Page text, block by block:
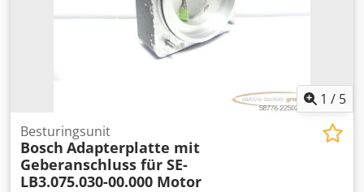
1 / 5
Besturingsunit
Bosch Adapterplatte mit
Geberanschluss für SE-
LB3.075.030-00.000 Motor